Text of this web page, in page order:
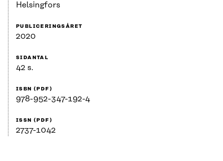
Helsingfors
PUBLICERINGSÅRET
2020
SIDANTAL
42 s.
ISBN (PDF)
978-952-347-192-4
ISSN (PDF)
2737-1042